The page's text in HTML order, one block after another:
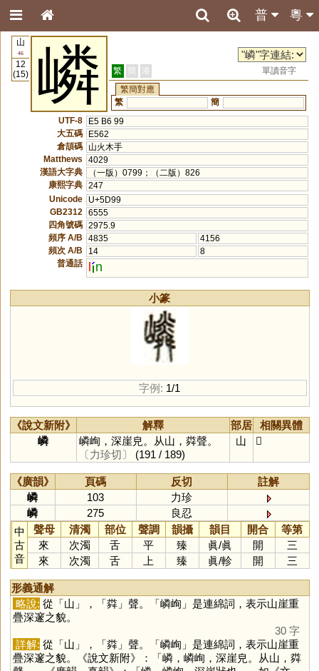
粵
普
山
46
12
(15)
嶙 繁 簡 港
單讀音字
繁簡對應
繁
簡
UTF-8
E5 B6 99
大五碼
E562
倉頡碼
山火木手
Matthews
4029
漢語大字典
（一版）0799；（二版）826
康熙字典 247
Unicode
U+5D99
GB2312
6555
四角號碼 2975.9
頻序 A/B
4835
4156
頻次 A/B
14
8
普通話
l n
小篆
字例: 1/1
《說文新附》 解釋 部居
相關異體
嶙
嶙峋，深崖皃。从山，粦聲。
〔力珍切〕
(191 / 189)
山 𡽤
《廣韻》 頁碼 反切
註解
嶙
103
力珍
嶙
275
良忍
中
古
音
聲母 清濁 部位 聲調 韻攝 韻目 開合
等第
來
次濁 舌 平 臻 眞/眞 開
三
來
次濁 舌 上 臻 眞/軫 開 三
形義通解
略說: 從「山 」，「粦」聲。「嶙峋」是連綿詞，表示山崖重
疊深邃之貌。
30 字
詳解: 從「山 」，「粦」聲。「嶙峋」是連綿詞，表示山崖重
疊深邃之貌。《說文新附》：「嶙，嶙峋，深崖皃。从山，粦